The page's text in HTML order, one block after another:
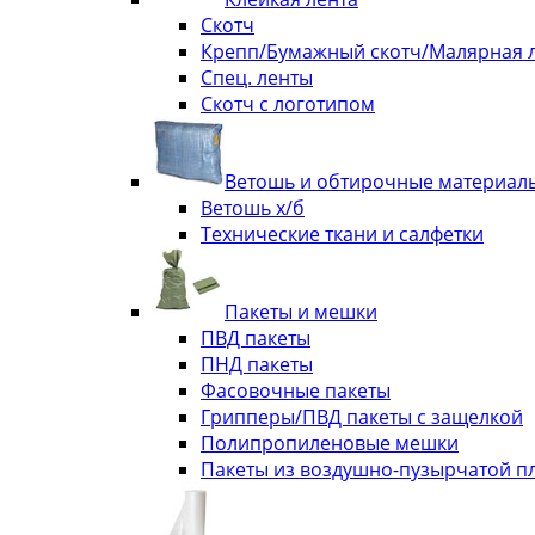
Скотч
Крепп/Бумажный скотч/Малярная
Спец. ленты
Скотч с логотипом
Ветошь и обтирочные
Ветошь х/б
Технические ткани и салфетки
Пакеты и мешки
ПВД пакеты
ПНД пакеты
Фасовочные пакеты
Грипперы/ПВД пакеты с защелкой
Полипропиленовые мешки
Пакеты из воздушно-пузырчатой